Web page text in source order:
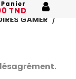
TND
GAMER